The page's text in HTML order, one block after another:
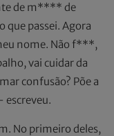
de m**** de
que passei. Agora
nome. Não f***,
vai cuidar da
confusão? Põe a
escreveu.
No primeiro deles,